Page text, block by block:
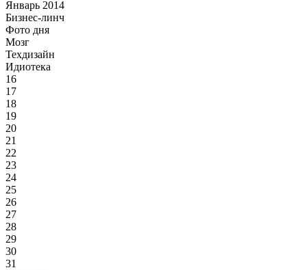
Январь 2014
Бизнес-линч
Фото дня
Мозг
Техдизайн
Идиотека
16
17
18
19
20
21
22
23
24
25
26
27
28
29
30
31